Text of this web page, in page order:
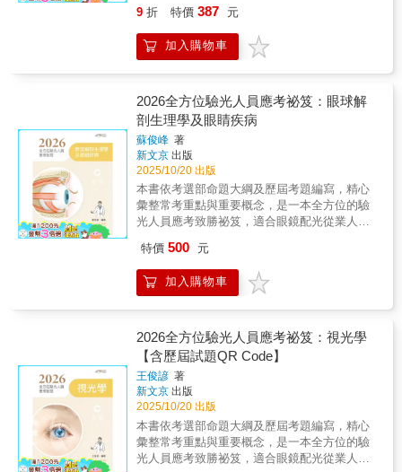
考考題，適合眼鏡配光從業人員及視光相關科
通關！本書特色：◎學術科分篇編排，系統化
掌握檢定重點全書依據最新技能檢定大綱編
寫，分為「學科題庫」與「術科重點」兩大篇
立紮實的專業基礎。◎術科實作全圖解，步驟
化解析安裝技巧與故障排除針對術科測驗，本
書提供大量圖例與步驟解析，從支架安裝、配
線配管、端子壓接到系統量測與故障排除，一
步步帶領您熟悉操作要領，有效避免常見失
誤。◎專為考照設計，您的太陽光電實戰祕笈
本書不僅是應考的工具書，更能協助您快速理
解學科知識脈絡、熟練術科操作技巧。內容緊
扣檢定核心，是幫助您順利取得證照、投入太
陽能產業的最佳利器【千華聊書室】濃縮太陽
https://youtu.be/qZ1O4HIYDys
9 折 特價 387 元
加入購物車
2026全方位驗光人員應考祕笈：眼球解
剖生理學及眼睛疾病
蘇俊峰 著
新文京 出版
2025/10/20 出版
本書依考選部命題大綱及歷屆考題編寫，精心
彙整常考重點與重要概念，是一本全方位的驗
光人員應考致勝祕笈，適合眼鏡配光從業人員
試。 作者教學與實務經驗豐富，編寫本書
學習架構完整，包括：本章大綱、重點整理、
隨文例題（含專家闢析）及題庫練習（歷屆考
輔以圖表說明，確實掌握命題方針。各章章末
精選歷屆考題及解答，並解析相關概念，使讀
者能融會貫通，舉一反三。各章以星星符號代
表歷屆考題出題比例，數目越多代表出題比例
越高，最多5顆，以供讀者備考參酌。 書中
以QR Code提供讀者掃描下載歷屆試題題庫，
以供應考複習所需，還可掌握最新命題趨勢，
是一本全方位驗光人員應考致勝祕笈。
2026年版特別收錄最新114年的專技驗光人員高
特價 500 元
加入購物車
2026全方位驗光人員應考祕笈：視光學
【含歷屆試題QR Code】
王俊諺 著
新文京 出版
2025/10/20 出版
本書依考選部命題大綱及歷屆考題編寫，精心
彙整常考重點與重要概念，是一本全方位的驗
光人員應考致勝祕笈，適合眼鏡配光從業人員